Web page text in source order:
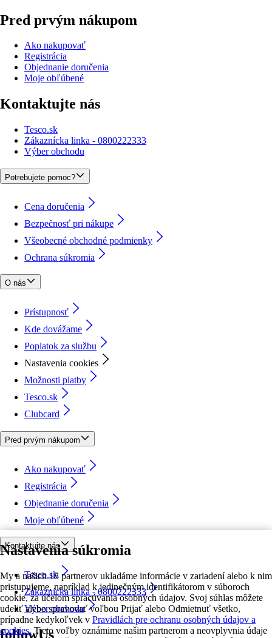
Nastavenia súkromia
My a našich 18 partnerov ukladáme informácie v zariadení alebo k nim
pristupujeme, napríklad k jedinečným identifikátorom v súboroch
cookie, za účelom spracúvania osobných údajov. Svoj súhlas môžete
udeliť alebo spravovať voľbou Prijať alebo Odmietnuť všetko,
prípadne kedykoľvek v Pravidlách pre ochranu osobných údajov a
cookies. Tieto voľby oznámime našim partnerom a neovplyvnia údaje
Pred prvým nákupom
Ako nakupovať
Registrácia
Objednanie doručenia
Moje obľúbené
Kontaktujte nás
Tesco.sk
Zákaznícka linka - 0800222333
Výber obchodu
Potrebujete pomoc?
Cena doručenia
Bezpečnosť pri nákupe
Všeobecné obchodné podmienky
Ochrana súkromia
O nás
Prístupnosť
Kde dovážame
Poplatok za službu
Nastavenia cookies
Možnosti platby
Tesco.sk
Clubcard
Pred prvým nákupom
Ako nakupovať
Registrácia
Objednanie doručenia
Moje obľúbené
Kontaktujte nás
Tesco.sk
Zákaznícka linka - 0800222333
Výber obchodu
followUs